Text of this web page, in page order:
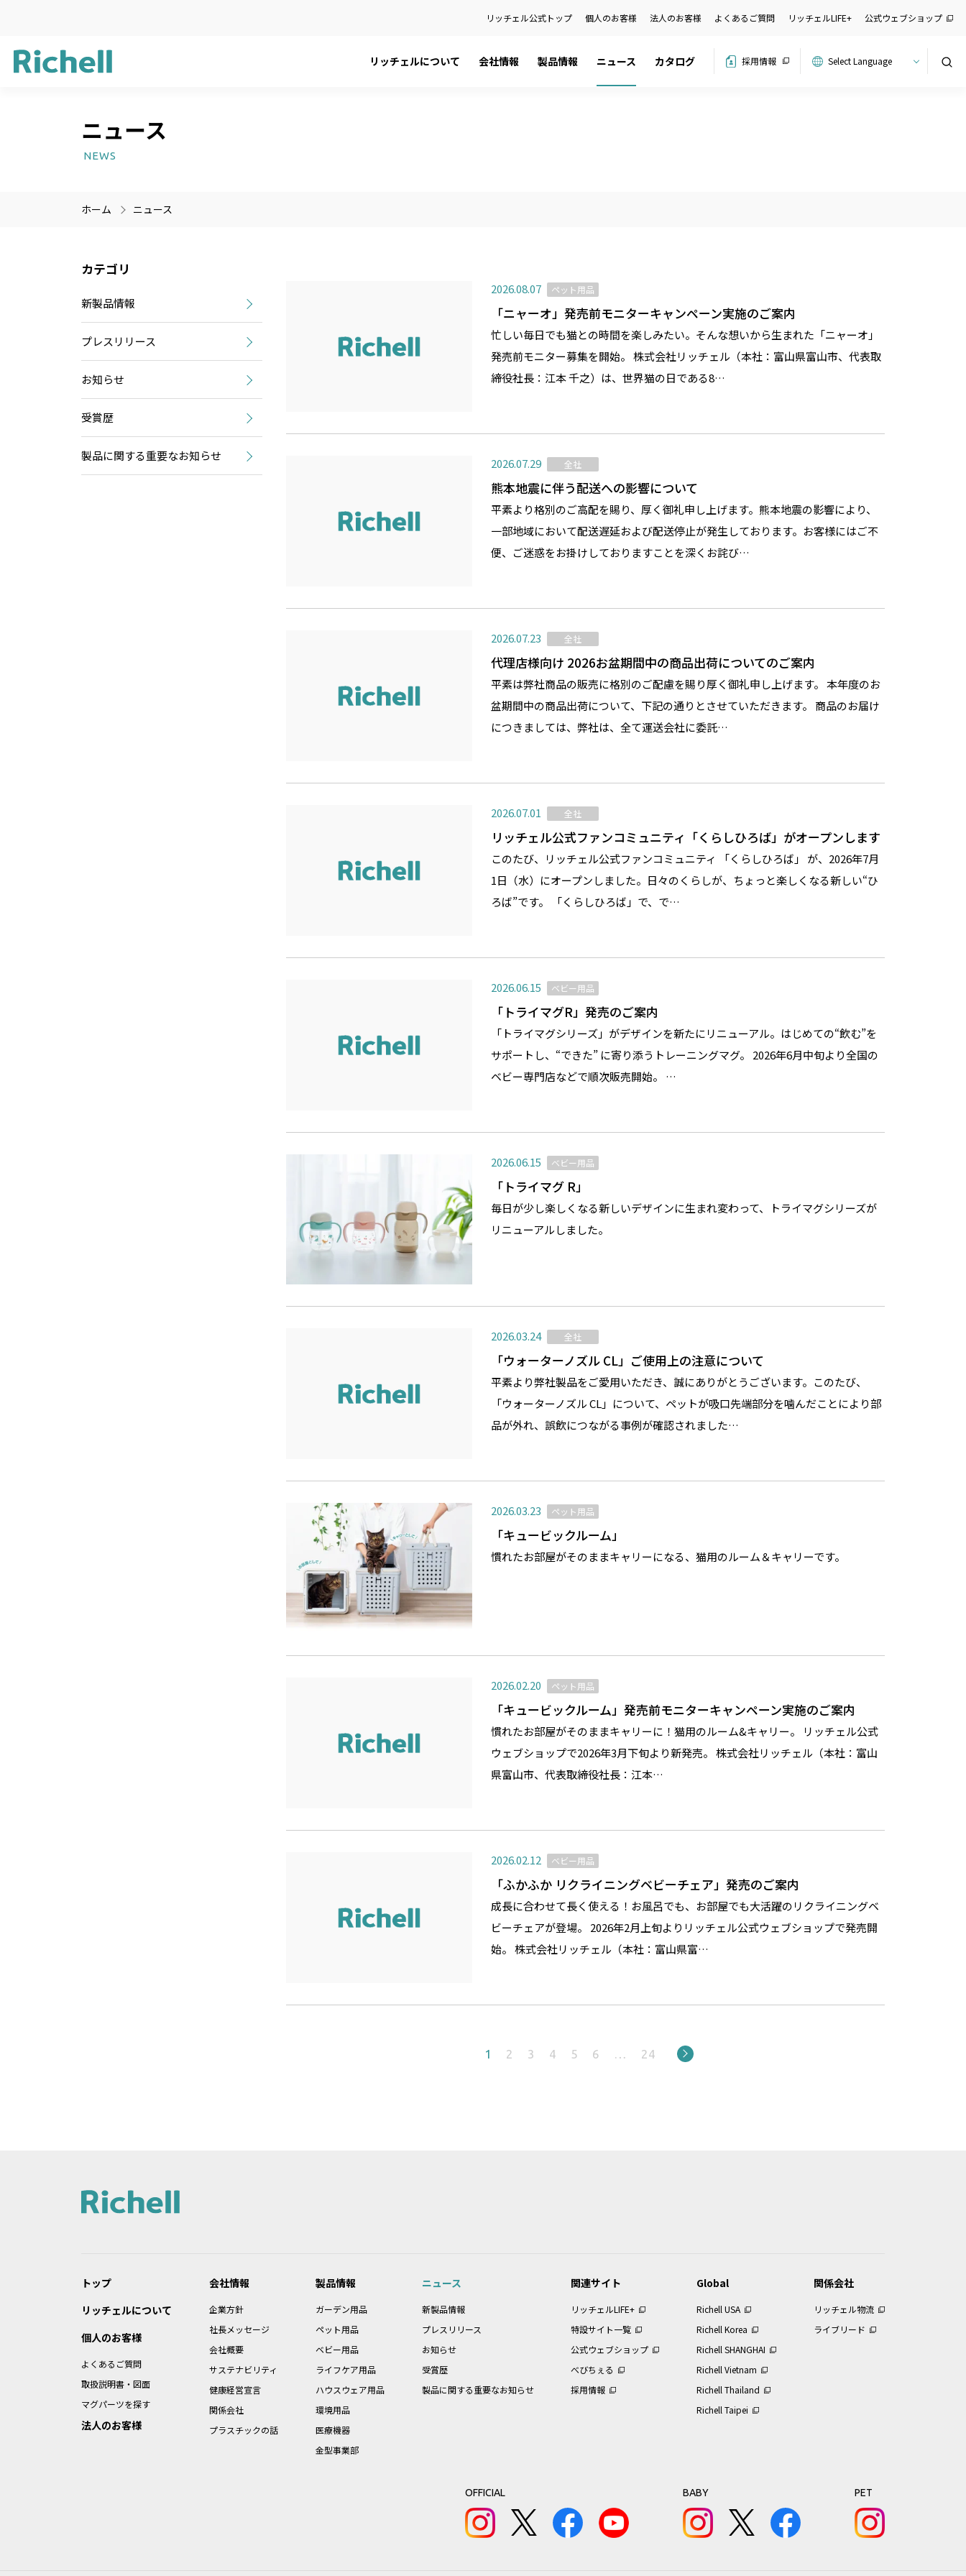
リッチェル公式トップ 個人のお客様 法人のお客様 よくあるご質問 リッチェルLIFE+ 公式ウェブショップ
リッチェルについて 会社情報 製品情報 ニュース カタログ 採用情報
ニュース
NEWS
ホーム ニュース
2026.08.07 ペット用品
「ニャーオ」発売前モニターキャンペーン実施のご案内
忙しい毎日でも猫との時間を楽しみたい。そんな想いから生まれた「ニャーオ」
発売前モニター募集を開始。 株式会社リッチェル（本社：富山県富山市、代表取
締役社長：江本 千之）は、世界猫の日である8…
2026.07.29 全社
熊本地震に伴う配送への影響について
平素より格別のご高配を賜り、厚く御礼申し上げます。熊本地震の影響により、
一部地域において配送遅延および配送停止が発生しております。お客様にはご不
便、ご迷惑をお掛けしておりますことを深くお詫び…
2026.07.23 全社
代理店様向け 2026お盆期間中の商品出荷についてのご案内
平素は弊社商品の販売に格別のご配慮を賜り厚く御礼申し上げます。 本年度のお
盆期間中の商品出荷について、下記の通りとさせていただきます。 商品のお届け
につきましては、弊社は、全て運送会社に委託…
2026.07.01 全社
リッチェル公式ファンコミュニティ「くらしひろば」がオープンします
このたび、リッチェル公式ファンコミュニティ 「くらしひろば」 が、2026年7月
1日（水）にオープンしました。日々のくらしが、ちょっと楽しくなる新しい“ひ
ろば”です。 「くらしひろば」で、で…
2026.06.15 ベビー用品
「トライマグR」発売のご案内
「トライマグシリーズ」がデザインを新たにリニューアル。はじめての“飲む”を
サポートし、“できた” に寄り添うトレーニングマグ。 2026年6月中旬より全国の
ベビー専門店などで順次販売開始。 …
2026.06.15 ベビー用品
「トライマグ R」
毎日が少し楽しくなる新しいデザインに生まれ変わって、トライマグシリーズが
リニューアルしました。
2026.03.24 全社
「ウォーターノズル CL」ご使用上の注意について
平素より弊社製品をご愛用いただき、誠にありがとうございます。このたび、
「ウォーターノズル CL」について、ペットが吸口先端部分を噛んだことにより部
品が外れ、誤飲につながる事例が確認されました…
2026.03.23 ペット用品
「キュービックルーム」
慣れたお部屋がそのままキャリーになる、猫用のルーム＆キャリーです。
2026.02.20 ペット用品
「キュービックルーム」発売前モニターキャンペーン実施のご案内
慣れたお部屋がそのままキャリーに！猫用のルーム&キャリー。 リッチェル公式
ウェブショップで2026年3月下旬より新発売。 株式会社リッチェル（本社：富山
県富山市、代表取締役社長：江本…
2026.02.12 ベビー用品
「ふかふか リクライニングベビーチェア」発売のご案内
成長に合わせて長く使える！お風呂でも、お部屋でも大活躍のリクライニングベ
ビーチェアが登場。 2026年2月上旬よりリッチェル公式ウェブショップで発売開
始。 株式会社リッチェル（本社：富山県富…
1 2 3 4 5 6 24
カテゴリ
新製品情報
プレスリリース
お知らせ
受賞歴
製品に関する重要なお知らせ
トップ
リッチェルについて
個人のお客様
よくあるご質問
取扱説明書・図面
マグパーツを探す
法人のお客様
会社情報
企業方針
社長メッセージ
会社概要
サステナビリティ
健康経営宣言
関係会社
プラスチックの話
製品情報
ガーデン用品
ペット用品
ベビー用品
ライフケア用品
ハウスウェア用品
環境用品
医療機器
金型事業部
ニュース
新製品情報
プレスリリース
お知らせ
受賞歴
製品に関する重要なお知らせ
関連サイト
リッチェルLIFE+
特設サイト一覧
公式ウェブショップ
べびちぇる
採用情報
Global
Richell USA
Richell Korea
Richell SHANGHAI
Richell Vietnam
Richell Thailand
Richell Taipei
関係会社
リッチェル物流
ライブリード
OFFICIAL BABY PET